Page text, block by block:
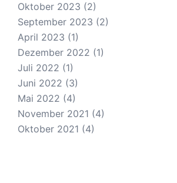
Oktober 2023 (2)
September 2023 (2)
April 2023 (1)
Dezember 2022 (1)
Juli 2022 (1)
Juni 2022 (3)
Mai 2022 (4)
November 2021 (4)
Oktober 2021 (4)